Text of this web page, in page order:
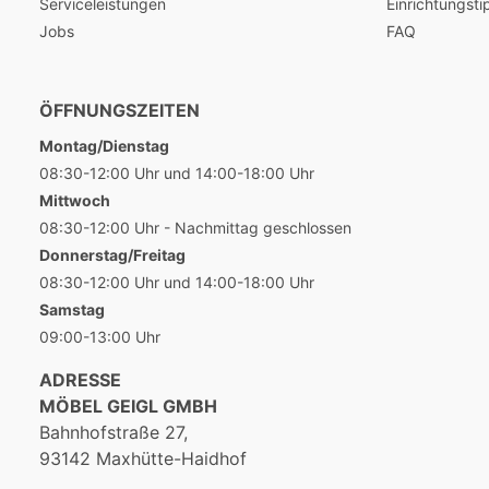
Serviceleistungen
Jobs
FAQ
ÖFFNUNGSZEITEN
Montag/Dienstag
08:30-12:00 Uhr und 14:00-18:00 Uhr
Mittwoch
08:30-12:00 Uhr - Nachmittag geschlossen
Donnerstag/Freitag
08:30-12:00 Uhr und 14:00-18:00 Uhr
Samstag
09:00-13:00 Uhr
ADRESSE
MÖBEL GEIGL GMBH
Bahnhofstraße 27,
93142 Maxhütte-Haidhof